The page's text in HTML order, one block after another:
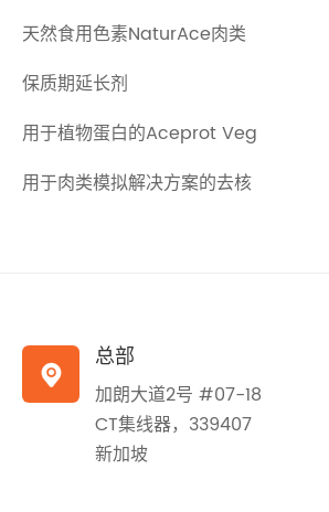
天然食用色素NaturAce肉类
保质期延长剂
用于植物蛋白的Aceprot Veg
用于肉类模拟解决方案的去核

总部
加朗大道2号 #07-18
CT集线器，339407
新加坡